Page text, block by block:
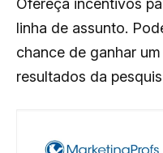
Ofereça incentivos
linha de assunto.
chance de ganhar
resultados da